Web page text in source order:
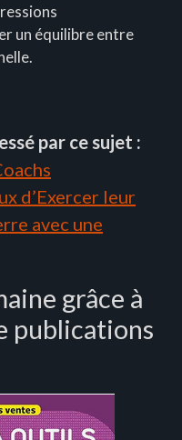
un équilibre entre
par ce sujet :
d’Exercer leur
avec une
grâce à
publications